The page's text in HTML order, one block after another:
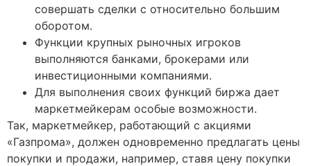
совершать сделки с относительно большим
оборотом.
Функции крупных рыночных игроков
выполняются банками, брокерами или
инвестиционными компаниями.
Для выполнения своих функций биржа дает
маркетмейкерам особые возможности.
Так, маркетмейкер, работающий с акциями
«Газпрома», должен одновременно предлагать цены
покупки и продажи, например, ставя цену покупки